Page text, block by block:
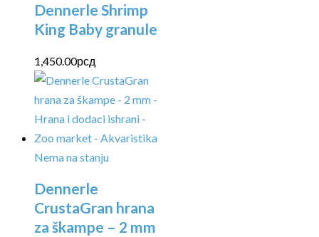
Dennerle Shrimp
King Baby granule
1,450.00рсд
Nema na stanju
Dennerle
CrustaGran hrana
za škampe – 2 mm